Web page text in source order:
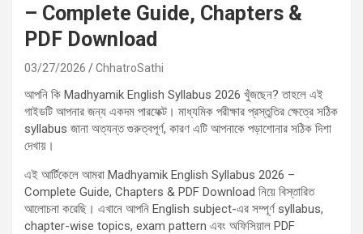
– Complete Guide, Chapters &
PDF Download
03/27/2026 ChhatroSathi
আপনি কি Madhyamik English Syllabus 2026 খুঁজছেন? তাহলে এই
গাইডটি আপনার জন্য একদম পারফেক্ট। মাধ্যমিক পরীক্ষার প্রস্তুতির ক্ষেত্রে সঠিক
syllabus জানা অত্যন্ত গুরুত্বপূর্ণ, কারণ এটি আপনাকে পড়াশোনার সঠিক দিশা
দেখায়।
এই আর্টিকেলে আমরা Madhyamik English Syllabus 2026 –
Complete Guide, Chapters & PDF Download নিয়ে বিস্তারিত
আলোচনা করেছি। এখানে আপনি English subject-এর সম্পূর্ণ syllabus,
chapter-wise topics, exam pattern এবং অফিসিয়াল PDF